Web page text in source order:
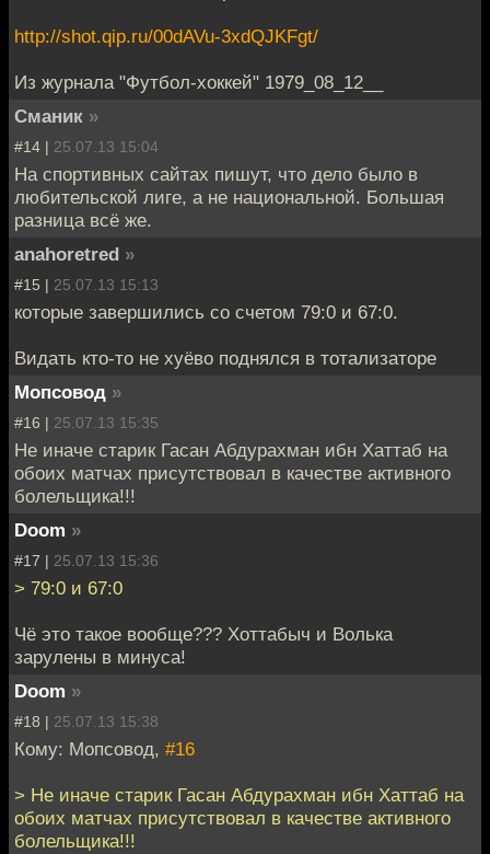
http://shot.qip.ru/00dAVu-3xdQJKFgt/
Из журнала "Футбол-хоккей" 1979_08_12__
Сманик »
#14 | 25.07.13 15:04
На спортивных сайтах пишут, что дело было в
любительской лиге, а не национальной. Большая
разница всё же.
anahoretred »
#15 | 25.07.13 15:13
которые завершились со счетом 79:0 и 67:0.
Видать кто-то не хуёво поднялся в тотализаторе
Мопсовод »
#16 | 25.07.13 15:35
Не иначе старик Гасан Абдурахман ибн Хаттаб на
обоих матчах присутствовал в качестве активного
болельщика!!!
Doom »
#17 | 25.07.13 15:36
> 79:0 и 67:0
Чё это такое вообще??? Хоттабыч и Волька
зарулены в минуса!
Doom »
#18 | 25.07.13 15:38
Кому: Мопсовод, #16
> Не иначе старик Гасан Абдурахман ибн Хаттаб на
обоих матчах присутствовал в качестве активного
болельщика!!!